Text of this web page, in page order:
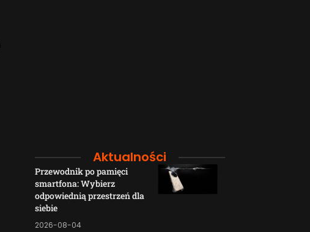
Aktualności
Przewodnik po pamięci
smartfona: Wybierz
odpowiednią przestrzeń dla
siebie
2026-08-04